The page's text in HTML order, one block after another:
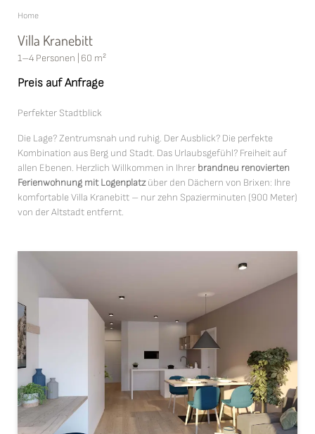
Home
Villa Kranebitt
1–4 Personen 60 m²
Preis auf Anfrage
Perfekter Stadtblick
Die Lage? Zentrumsnah und ruhig. Der Ausblick? Die perfekte
Kombination aus Berg und Stadt. Das Urlaubsgefühl? Freiheit auf
allen Ebenen. Herzlich Willkommen in Ihrer brandneu renovierten
Ferienwohnung mit Logenplatzüber den Dächern von Brixen: Ihre
komfortable Villa Kranebitt – nur zehn Spazierminuten (900 Meter)
von der Altstadt entfernt.